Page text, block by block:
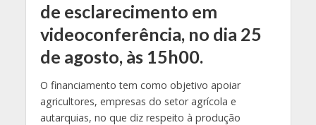
de esclarecimento em
videoconferência, no dia 25
de agosto, às 15h00.
O financiamento tem como objetivo apoiar
agricultores, empresas do setor agrícola e
autarquias, no que diz respeito à produção